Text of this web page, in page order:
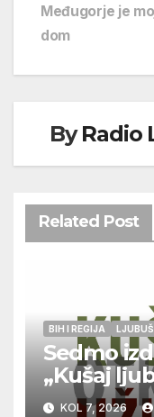
Međugorje je
dom
ByRadio
Related Post
BIH I REGIJA
Sedmo
„Kušaj
vrhunska
KOL 7, 2026